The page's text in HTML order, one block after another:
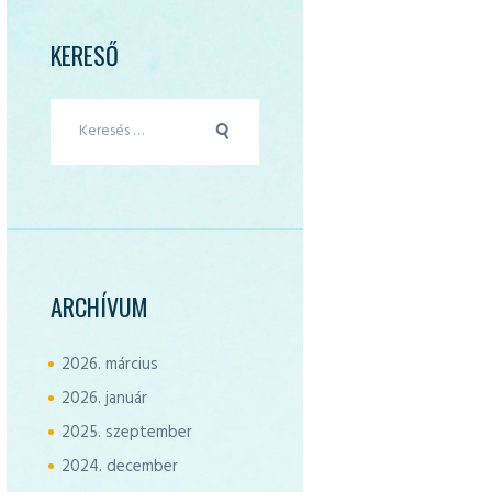
KERESŐ
ARCHÍVUM
2026. március
2026.január
2025. szeptember
2024. december